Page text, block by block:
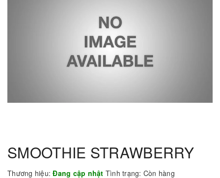
SMOOTHIE STRAWBERRY
Thương hiệu: Đang cập nhật Tình trạng: Còn hàng